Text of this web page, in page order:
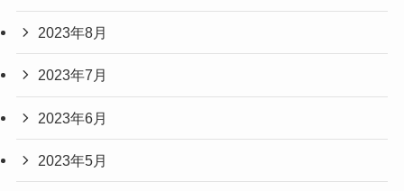
2023年8月
2023年7月
2023年6月
2023年5月